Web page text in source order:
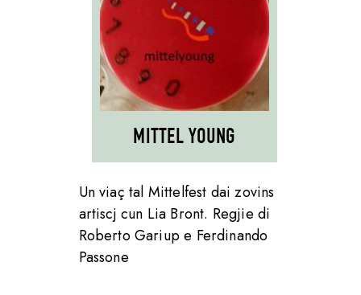
MITTEL YOUNG
Un viaç tal Mittelfest dai zovins
artiscj cun Lia Bront. Regjie di
Roberto Gariup e Ferdinando
Passone